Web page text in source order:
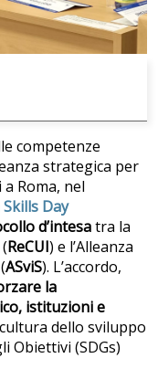
competenze
strategica per
Roma, nel
Day
d’intesatra la
ReCUI) e l’Alleanza
ASviS). L’accordo,
la
istituzioni e
dello sviluppo
Obiettivi (SDGs)